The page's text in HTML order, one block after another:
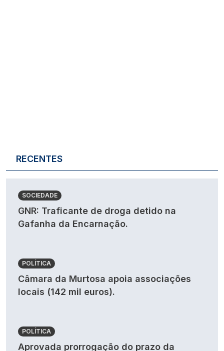
RECENTES
SOCIEDADE
GNR: Traficante de droga detido na
Gafanha da Encarnação.
POLÍTICA
Câmara da Murtosa apoia associações
locais (142 mil euros).
POLÍTICA
Aprovada prorrogação do prazo da